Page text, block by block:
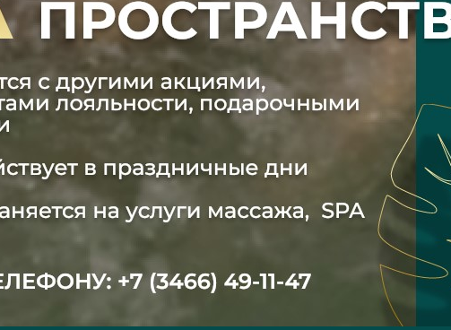
минут (+ чайная церемония)
чувство душевного наслаждения и тонус всего тела
для тела на выбор
— 10 минут
— 30 минут